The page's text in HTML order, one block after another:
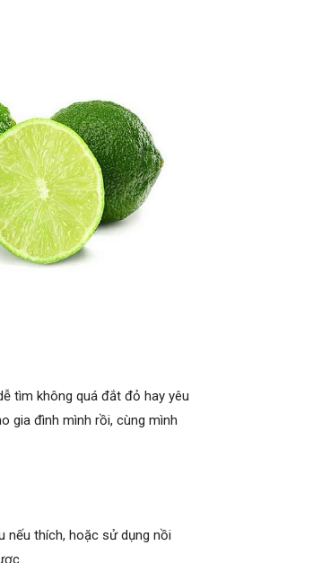
tìm không quá đắt đỏ hay yêu
gia đình mình rồi, cùng mình
nếu thích, hoặc sử dụng nồi